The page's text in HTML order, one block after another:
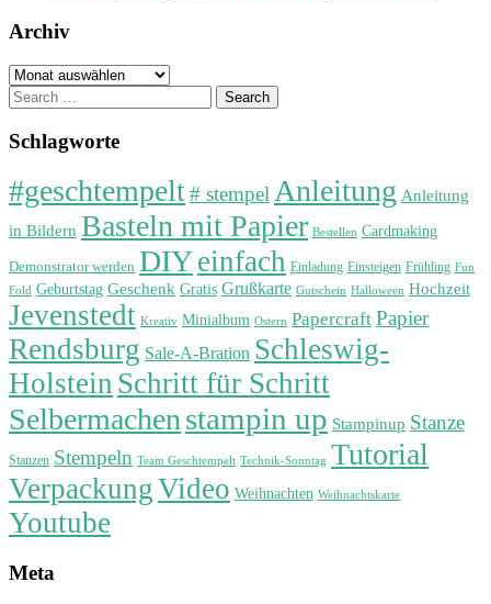
Archiv
Archiv
Search
for:
Schlagworte
#geschtempelt# stempelAnleitung Anleitung
in Bildern Basteln mit Papier Bestellen Cardmaking
Demonstrator werden DIYeinfach Einladung Einsteigen Frühling Fun
Fold Geburtstag Geschenk Gratis Grußkarte Gutschein Halloween Hochzeit
Jevenstedt Kreativ Minialbum Ostern Papercraft Papier
Rendsburg Sale-A-Bration Schleswig-
Holstein Schritt für Schritt
Selbermachenstampin up Stampinup Stanze
Stanzen Stempeln Team Geschtempelt Technik-Sonntag Tutorial
VerpackungVideo Weihnachten Weihnachtskarte
Youtube
Meta